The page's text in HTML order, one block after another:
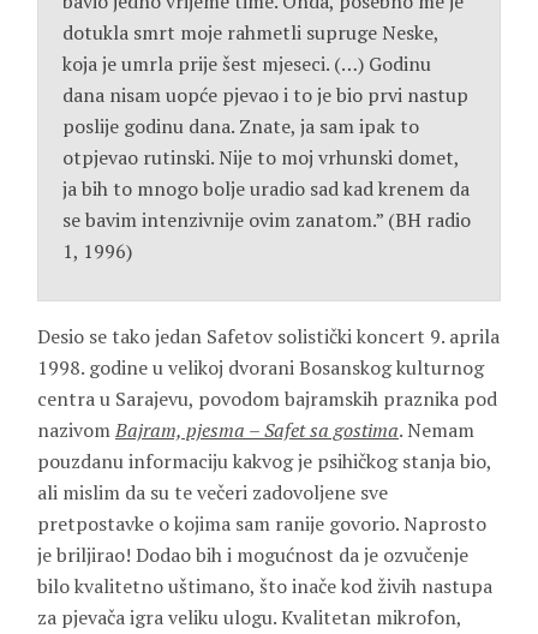
dotukla smrt moje rahmetli supruge Neske,
koja je umrla prije šest mjeseci. (…) Godinu
dana nisam uopće pjevao i to je bio prvi nastup
poslije godinu dana. Znate, ja sam ipak to
otpjevao rutinski. Nije to moj vrhunski domet,
ja bih to mnogo bolje uradio sad kad krenem da
se bavim intenzivnije ovim zanatom.” (BH radio
1, 1996)
Desio se tako jedan Safetov solistički koncert 9. aprila
1998. godine u velikoj dvorani Bosanskog kulturnog
centra u Sarajevu, povodom bajramskih praznika pod
nazivomBajram, pjesma – Safet sa gostima. Nemam
pouzdanu informaciju kakvog je psihičkog stanja bio,
ali mislim da su te večeri zadovoljene sve
pretpostavke o kojima sam ranije govorio. Naprosto
je briljirao! Dodao bih i mogućnost da je ozvučenje
bilo kvalitetno uštimano, što inače kod živih nastupa
za pjevača igra veliku ulogu. Kvalitetan mikrofon,